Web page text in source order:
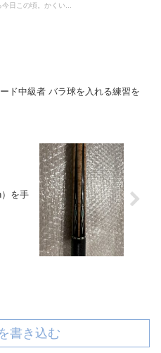
日この頃。かくい...
ド中級者 バラ球を入れる練習を
を手
書き込む